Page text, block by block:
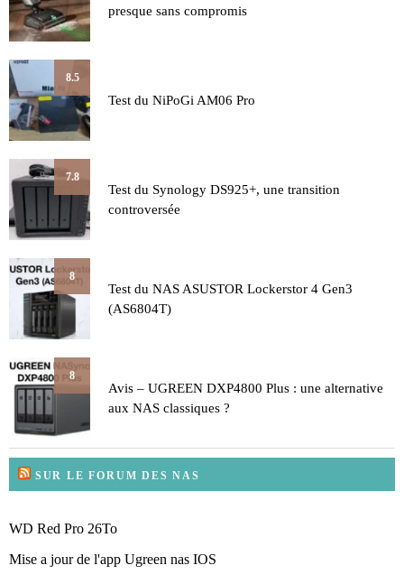
presque sans compromis
8.5
Test du NiPoGi AM06 Pro
7.8
Test du Synology DS925+, une transition
controversée
8
Test du NAS ASUSTOR Lockerstor 4 Gen3
(AS6804T)
8
Avis – UGREEN DXP4800 Plus : une alternative
aux NAS classiques ?
SUR LE FORUM DES NAS
WD Red Pro 26To
Mise a jour de l'app Ugreen nas IOS